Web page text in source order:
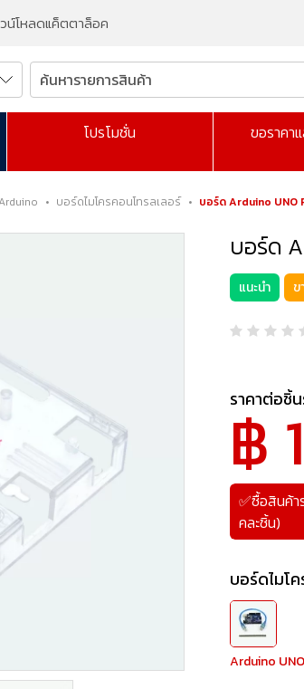
น์โหลดแค็ตตาล็อค
โปรโมชั่น ขอราคา
• บอร์ดไมโครคอนโทรลเลอร์ • บอร์ด Arduino
บอร์ด
แนะนำ
ราคาต่อชิ้
฿
✅ซื้อสินค้า
คละชิ้น)
บอร์ดไมโ
Arduino